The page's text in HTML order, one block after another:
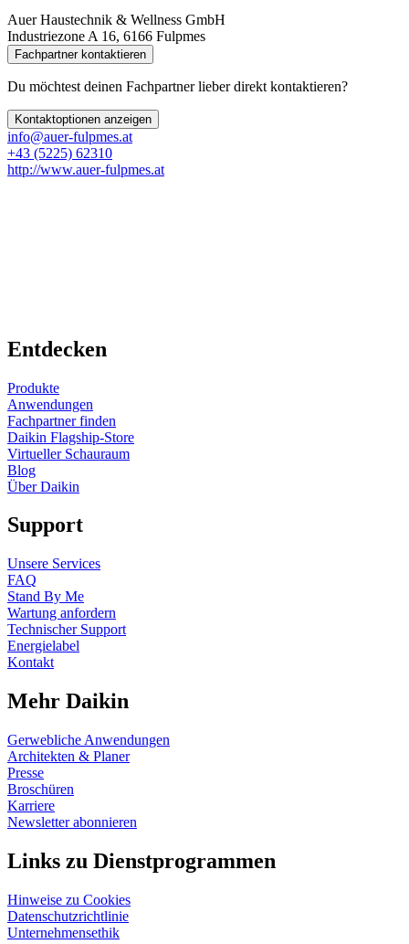
Auer Haustechnik & Wellness GmbH
Industriezone A 16, 6166 Fulpmes
Fachpartner kontaktieren
Du möchtest deinen Fachpartner lieber direkt kontaktieren?
Kontaktoptionen anzeigen
info@auer-fulpmes.at
+43 (5225) 62310
http://www.auer-fulpmes.at
Entdecken
Produkte
Anwendungen
Fachpartner finden
Daikin Flagship-Store
Virtueller Schauraum
Blog
Über Daikin
Support
Unsere Services
FAQ
Stand By Me
Wartung anfordern
Technischer Support
Energielabel
Kontakt
Mehr Daikin
Gerwebliche Anwendungen
Architekten & Planer
Presse
Broschüren
Karriere
Newsletter abonnieren
Links zu Dienstprogrammen
Hinweise zu Cookies
Datenschutzrichtlinie
Unternehmensethik